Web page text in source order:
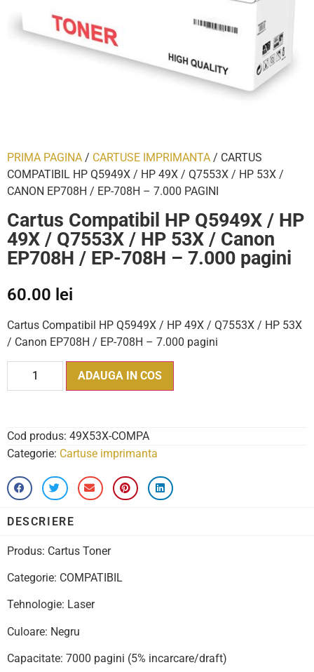
PRIMA PAGINA / CARTUSE IMPRIMANTA / CARTUS
COMPATIBIL HP Q5949X / HP 49X / Q7553X / HP 53X /
CANON EP708H / EP-708H – 7.000 PAGINI
Cartus Compatibil HP Q5949X / HP
49X / Q7553X / HP 53X / Canon
EP708H / EP-708H – 7.000 pagini
60.00 lei
Cartus Compatibil HP Q5949X / HP 49X / Q7553X / HP 53X
/ Canon EP708H / EP-708H – 7.000 pagini
ADAUGA IN COS
Cod produs: 49X53X-COMPA
Categorie: Cartuse imprimanta
DESCRIERE
Produs: Cartus Toner
Categorie: COMPATIBIL
Tehnologie: Laser
Culoare: Negru
Capacitate: 7000 pagini (5% incarcare/draft)